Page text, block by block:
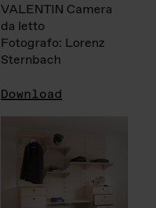
VALENTIN Camera
da letto
Fotografo: Lorenz
Sternbach
Download